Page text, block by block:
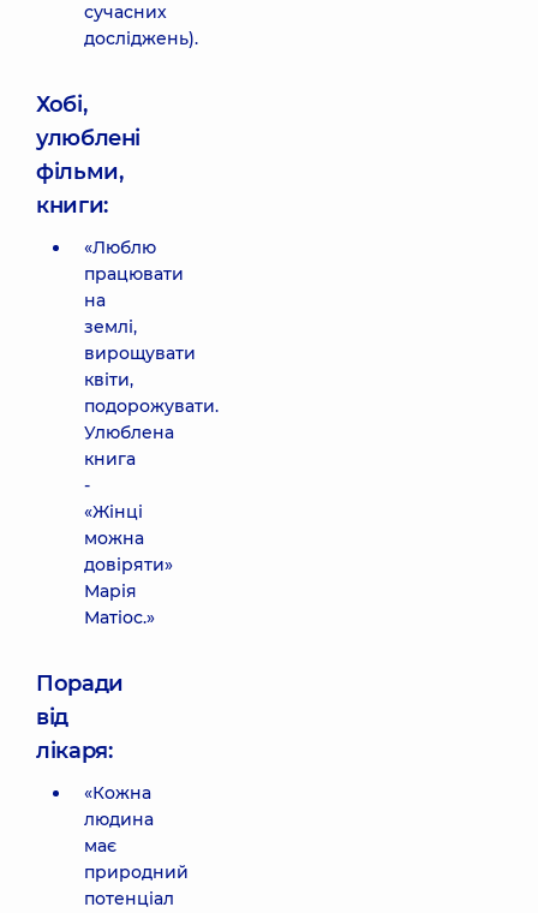
сучасних
досліджень).
Хобі,
улюблені
фільми,
книги:
«Люблю
працювати
на
землі,
вирощувати
квіти,
подорожувати.
Улюблена
книга
-
«Жінці
можна
довіряти»
Марія
Матіос.»
Поради
від
лікаря:
«Кожна
людина
має
природний
потенціал